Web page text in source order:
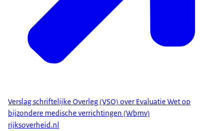
Verslag schriftelijke Overleg (VSO) over Evaluatie Wet op
bijzondere medische verrichtingen (Wbmv)
rijksoverheid.nl